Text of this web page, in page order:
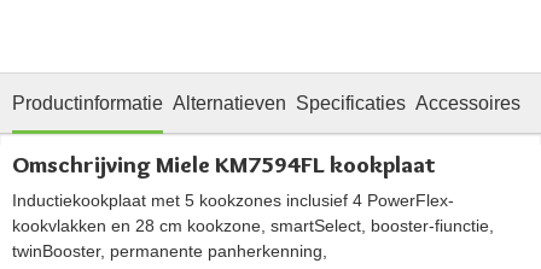
Productinformatie Alternatieven Specificaties Accessoires
Omschrijving Miele KM7594FL kookplaat
Inductiekookplaat met 5 kookzones inclusief 4 PowerFlex-
kookvlakken en 28 cm kookzone, smartSelect, booster-fiunctie,
twinBooster, permanente panherkenning,